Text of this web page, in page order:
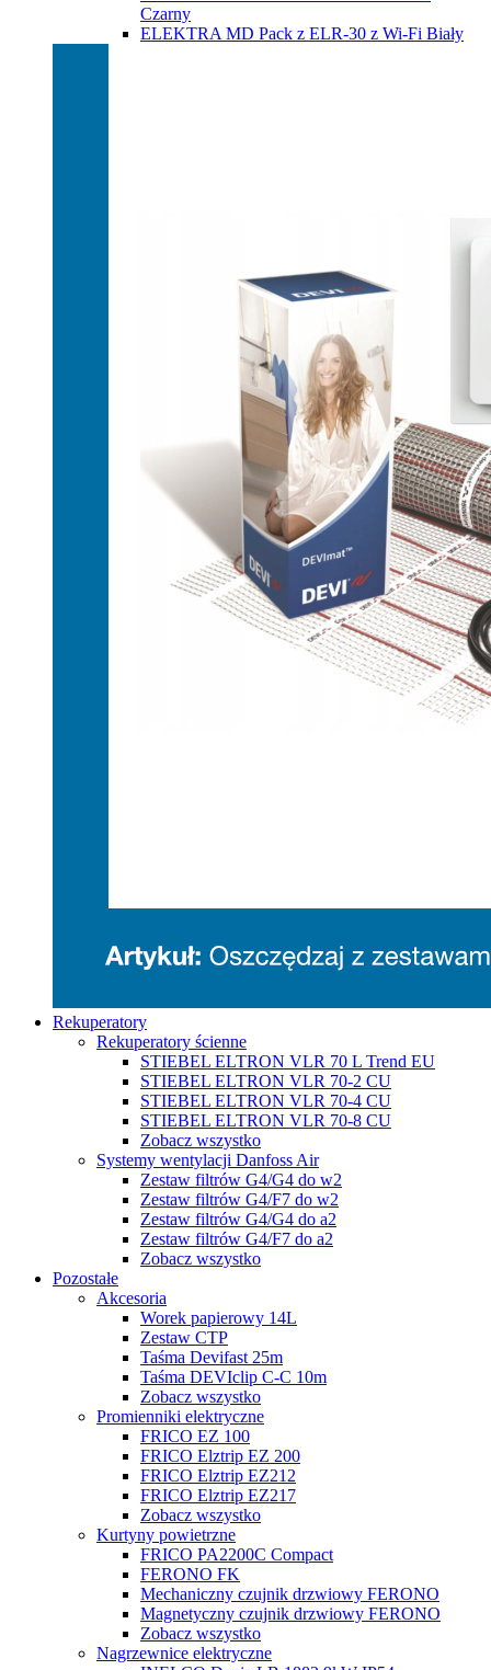
Czarny
ELEKTRA MD Pack z ELR-30 z Wi-Fi Biały
Rekuperatory
Rekuperatory ścienne
STIEBEL ELTRON VLR 70 L Trend EU
STIEBEL ELTRON VLR 70-2 CU
STIEBEL ELTRON VLR 70-4 CU
STIEBEL ELTRON VLR 70-8 CU
Zobacz wszystko
Systemy wentylacji Danfoss Air
Zestaw filtrów G4/G4 do w2
Zestaw filtrów G4/F7 do w2
Zestaw filtrów G4/G4 do a2
Zestaw filtrów G4/F7 do a2
Zobacz wszystko
Pozostałe
Akcesoria
Worek papierowy 14L
Zestaw CTP
Taśma Devifast 25m
Taśma DEVIclip C-C 10m
Zobacz wszystko
Promienniki elektryczne
FRICO EZ 100
FRICO Elztrip EZ 200
FRICO Elztrip EZ212
FRICO Elztrip EZ217
Zobacz wszystko
Kurtyny powietrzne
FRICO PA2200C Compact
FERONO FK
Mechaniczny czujnik drzwiowy FERONO
Magnetyczny czujnik drzwiowy FERONO
Zobacz wszystko
Nagrzewnice elektryczne